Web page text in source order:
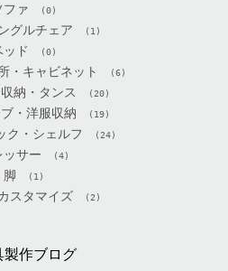
ファ (0)
グルチェア (1)
ッド (0)
・キャビネット (6)
納・タンス (20)
・洋服収納 (19)
ク・シェルフ (24)
ッサー (4)
脚 (1)
スタマイズ (2)
製作ブログ